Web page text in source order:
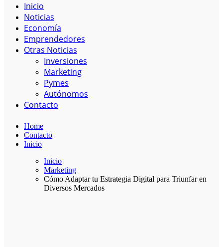
Inicio
Noticias
Economía
Emprendedores
Otras Noticias
Inversiones
Marketing
Pymes
Autónomos
Contacto
Home
Contacto
Inicio
Inicio
Marketing
Cómo Adaptar tu Estrategia Digital para Triunfar en
Diversos Mercados